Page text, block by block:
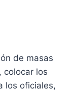
de masas
colocar los
los oficiales,